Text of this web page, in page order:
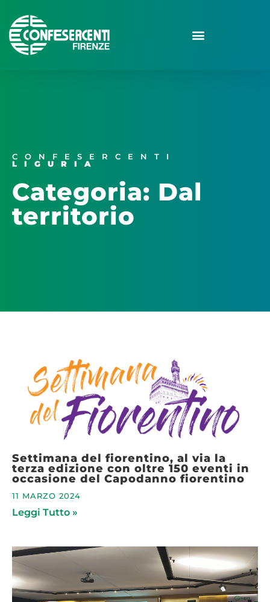
CONFESERCENTI
LIGURIA
Categoria: Dal
territorio
Settimana del fiorentino, al via la
terza edizione con oltre 150 eventi in
occasione del Capodanno fiorentino
11 MARZO 2024
Leggi Tutto »